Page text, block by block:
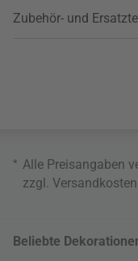
Zubehör- und
* Alle Preisangaben
zzgl. Versandkosten
Beliebte